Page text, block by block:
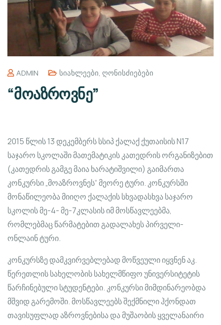
ADMIN Სიახლეები, Ღონისძიებები
“მოაზროვნე”
2015 წლის 13 დეკემბერს სსიპ ქალაქ ქუთაისის N17
საჯარო სკოლაში მათემატიკის კათედრის ორგანიზებით
(კათედრის გამგე მაია ხარატიშვილი) გაიმართა
კონკურსი „მოაზროვნეს“ მეორე ტური. კონკურსში
მონაწილეობა მიიღო ქალაქის სხვადასხვა საჯარო
სკოლის მე-4- მე-7კლასის იმ მოსწავლეებმა,
რომლებმაც წარმატებით გადალახეს პირველი-
ონლაინ ტური.
კონკურსზე დამკვირვებლებად მოწვეული იყვნენ აკ.
წერეთლის სახელობის სახელმწიფო უნივერსიტეტის
წარჩინებული სტუდენტები. კონკურსი მიმდინარეობდა
მშვიდ გარემოში. მოსწავლეებს შექმნილი ჰქონდათ
თავისუფლად აზროვნებისა და მუშაობის ყველანაირი